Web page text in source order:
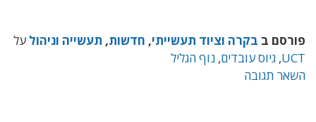
פורסם ב בקרה וציוד תעשייתי, חדשות, תעשייה וניהול על
UCT
, גיוס עובדים, נוף הגליל
השאר תגובה